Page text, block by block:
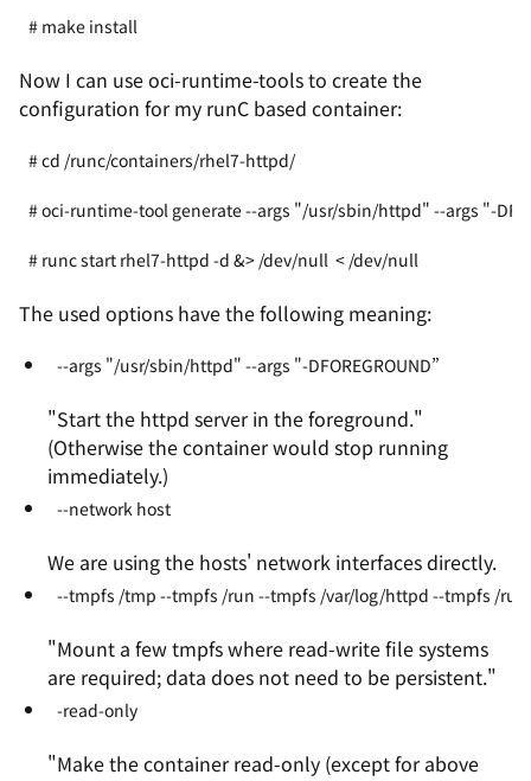
# make install
Now I can use oci-runtime-tools to create the
configuration for my runC based container:
# cd /runc/containers/rhel7-httpd/
# oci-runtime-tool generate --args "/usr/sbin/httpd" --args "-
# runc start rhel7-httpd -d &> /dev/null  < /dev/null
The used options have the following meaning:
--args "/usr/sbin/httpd" --args "-DFOREGROUND”
"Start the httpd server in the foreground."
(Otherwise the container would stop running
immediately.)
--network host
We are using the hosts' network interfaces directly.
--tmpfs /tmp --tmpfs /run --tmpfs /var/log/httpd --tmpfs /
"Mount a few tmpfs where read-write file systems
are required; data does not need to be persistent."
-read-only
"Make the container read-only (except for above